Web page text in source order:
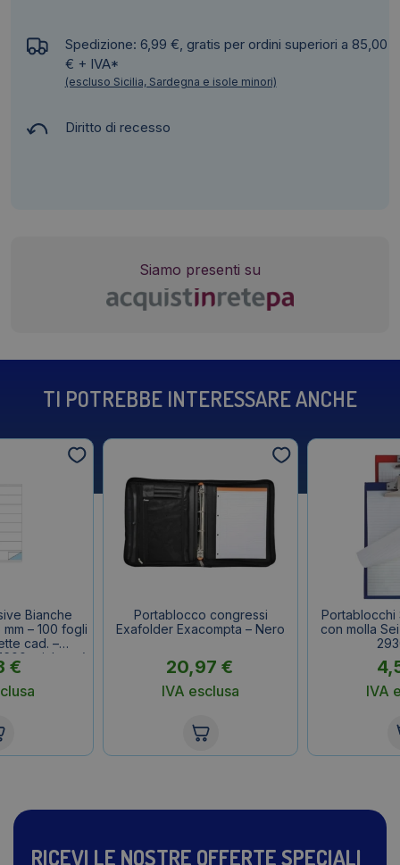
Spedizione: 6,99 €, gratis per ordini superiori a 85,00
€ + IVA*
(escluso Sicilia, Sardegna e isole minori)
Diritto di recesso
Siamo presenti su
TI POTREBBE INTERESSARE ANCHE
Bianche
– 100 fogli
cad. –
etichette)
€
Portablocco congressi
Exafolder Exacompta – Nero
20,97 €
IVA esclusa
Portablocchi
con molla
IVA
RICEVI LE NOSTRE OFFERTE SPECIALI